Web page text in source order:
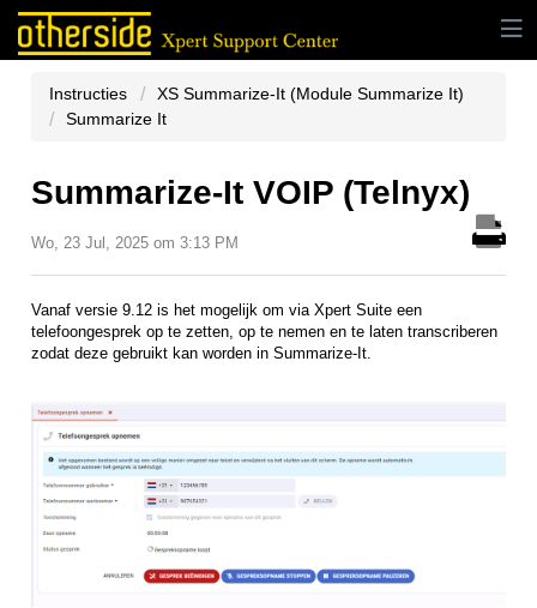
Instructies
XS Summarize-It (Module Summarize It)
Summarize It
Summarize-It VOIP (Telnyx)
Wo, 23 Jul, 2025 om 3:13 PM
Vanaf versie 9.12 is het mogelijk om via Xpert Suite een
telefoongesprek op te zetten, op te nemen en te laten transcriberen
zodat deze gebruikt kan worden in Summarize-It.